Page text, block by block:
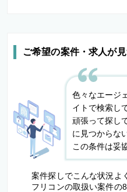
ご希望の案件・求人が
色々なエージ
イトで検索し
頑張って探し
に見つからな
この条件は妥
案件探しでこんな状況よ
フリコンの取扱い案件の